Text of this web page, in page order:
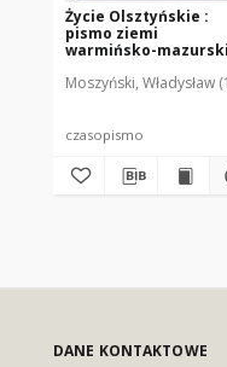
Życie Olsztyńskie :
pismo ziemi
warmińsko-
Moszyński, Władysław
czasopismo
DANE KONTAKTOWE